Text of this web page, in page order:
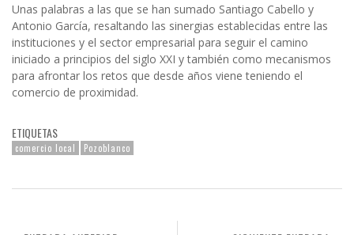
Unas palabras a las que se han sumado Santiago Cabello y
Antonio García, resaltando las sinergias establecidas entre las
instituciones y el sector empresarial para seguir el camino
iniciado a principios del siglo XXI y también como mecanismos
para afrontar los retos que desde años viene teniendo el
comercio de proximidad.
ETIQUETAS
comercio local Pozoblanco